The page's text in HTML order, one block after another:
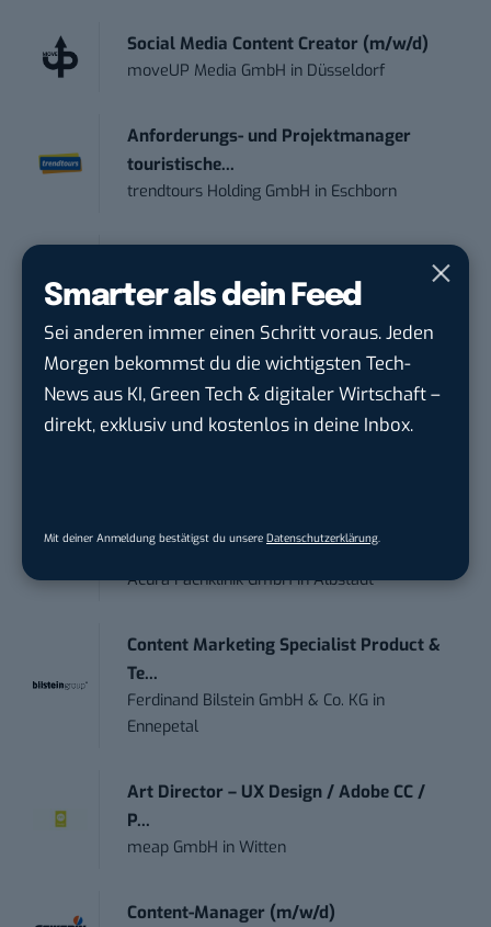
Smarter als dein Feed
Sei anderen immer einen Schritt voraus. Jeden
Morgen bekommst du die wichtigsten Tech-
News aus KI, Green Tech & digitaler Wirtschaft –
direkt, exklusiv und kostenlos in deine Inbox.
Mit deiner Anmeldung bestätigst du unsere Datenschutzerklärung.
Social Media Content Creator (m/w/d)
moveUP Media GmbH in Düsseldorf
Anforderungs- und Projektmanager
touristische...
trendtours Holding GmbH in Eschborn
Creation...
Wiedmann & Winz GmbH inGeislingen an
der Steige
IT Sales & Online Marketing Manager
(m/w/...
Marketing /...
Acura Fachklinik GmbHinAlbstadt
Content Marketing Specialist Product &
Te...
Ferdinand Bilstein GmbH & Co. KG in
Ennepetal
Art Director – UX Design / Adobe CC /
P...
meap GmbH inWitten
Content-Manager (m/w/d)